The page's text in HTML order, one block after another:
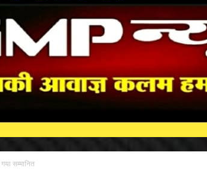
सम्मानित